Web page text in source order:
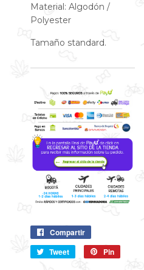
Material: Algodón /
Polyester
Tamaño standard.
Compartir
en
Facebook
Tweet
CompartirPin